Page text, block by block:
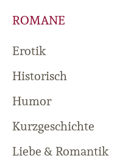
ROMANE
Erotik
Historisch
Humor
Kurzgeschichte
Liebe & Romantik